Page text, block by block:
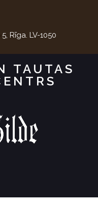
Rīga. LV-1050
TAUTAS